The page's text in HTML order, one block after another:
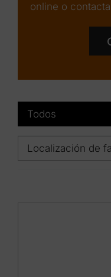
online o
Todos
Localización de